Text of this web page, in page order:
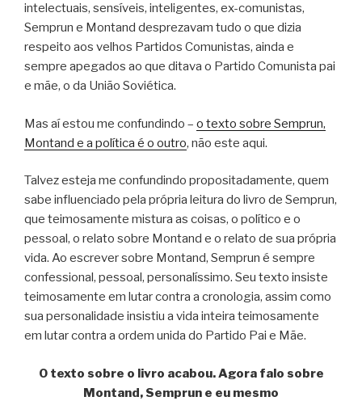
intelectuais, sensíveis, inteligentes, ex-comunistas,
Semprun e Montand desprezavam tudo o que dizia
respeito aos velhos Partidos Comunistas, ainda e
sempre apegados ao que ditava o Partido Comunista pai
e mãe, o da União Soviética.
Mas aí estou me confundindo – o texto sobre Semprun,
Montand e a política é o outro, não este aqui.
Talvez esteja me confundindo propositadamente, quem
sabe influenciado pela própria leitura do livro de Semprun,
que teimosamente mistura as coisas, o político e o
pessoal, o relato sobre Montand e o relato de sua própria
vida. Ao escrever sobre Montand, Semprun é sempre
confessional, pessoal, personalíssimo. Seu texto insiste
teimosamente em lutar contra a cronologia, assim como
sua personalidade insistiu a vida inteira teimosamente
em lutar contra a ordem unida do Partido Pai e Mãe.
O texto sobre o livro acabou. Agora falo sobre
Montand, Semprun e eu mesmo